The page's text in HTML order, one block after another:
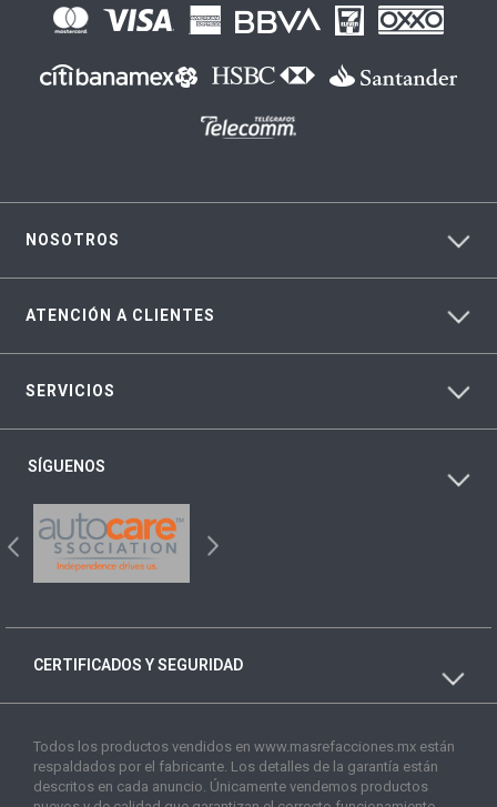
NOSOTROS
ATENCIÓN A CLIENTES
SERVICIOS
SÍGUENOS
CERTIFICADOS Y SEGURIDAD
Todos los productos vendidos en www.masrefacciones.mx están
respaldados por el fabricante. Los detalles de la garantía están
descritos en cada anuncio. Únicamente vendemos productos